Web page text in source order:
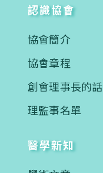
認識協會
協會簡介
協會章程
創會理事長的話
理監事名單
醫學新知